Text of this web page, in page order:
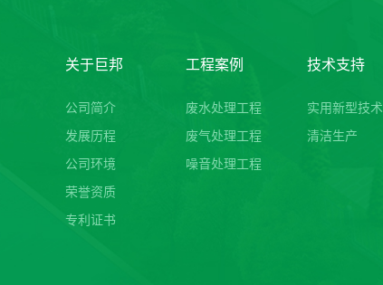
关于巨邦
公司简介
发展历程
公司环境
荣誉资质
专利证书
工程案例
废水处理工程
废气处理工程
噪音处理工程
技术支持
实用新型技术
清洁生产